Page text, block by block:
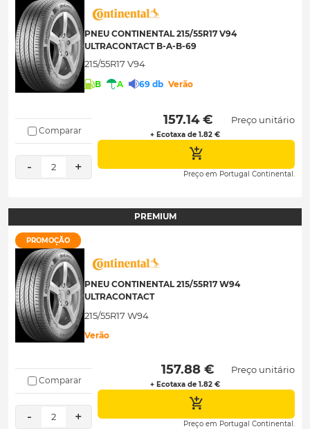
PNEU CONTINENTAL 215/55R17 V94
ULTRACONTACT B-A-B-69
215/55R17 V94
B A 69 db Verão
Comparar
- 2 +
157.14 €
+ Ecotaxa de 1.82 €
Preço unitário
Preço em Portugal Continental.
PREMIUM
PROMOÇÃO
PNEU CONTINENTAL 215/55R17 W94
ULTRACONTACT
215/55R17 W94
Verão
Comparar
- 2 +
157.88 €
+ Ecotaxa de 1.82 €
Preço unitário
Preço em Portugal Continental.